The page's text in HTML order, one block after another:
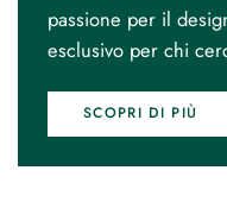
passione per il
esclusivo per chi
SCOPRI DI PIÙ